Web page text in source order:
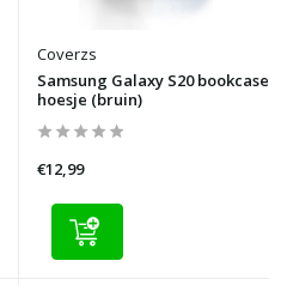
Coverzs
Samsung Galaxy S20 bookcase
hoesje (bruin)
€12,99